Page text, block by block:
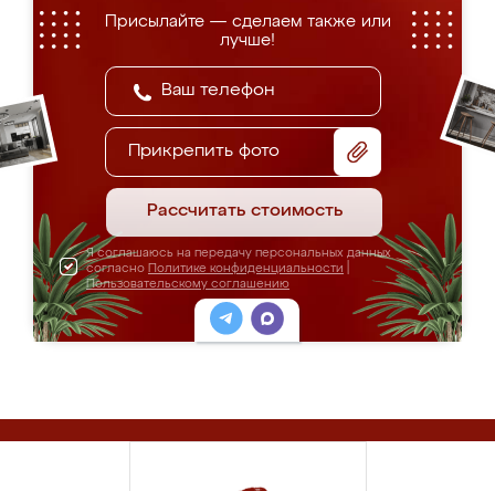
Присылайте — сделаем также или
лучше!
Прикрепить фото
Рассчитать стоимость
Я соглашаюсь на передачу персональных данных
согласно Политике конфиденциальности
Пользовательскому соглашению